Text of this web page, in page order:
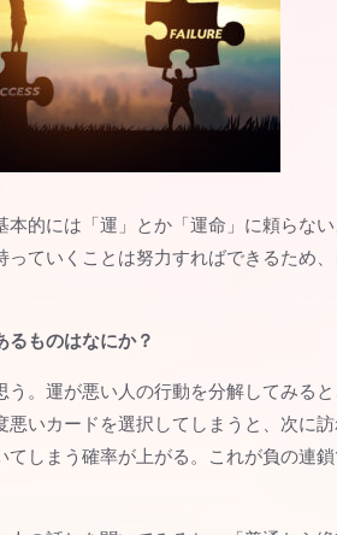
的には「運」とか「運命」に頼らな
ていくことは努力すればできるため
るものはなにか？
。運が悪い人の行動を分解してみる
いカードを選択してしまうと、次に
しまう確率が上がる。これが負の連